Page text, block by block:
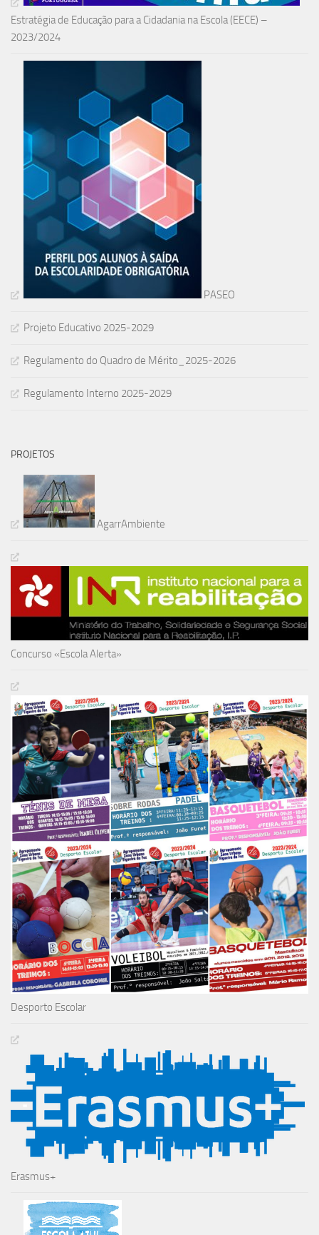
Estratégia de Educação para a Cidadania na Escola (EECE) –
2023/2024
PASEO
Projeto Educativo 2025-2029
Regulamento do Quadro de Mérito_2025-2026
Regulamento Interno 2025-2029
PROJETOS
AgarrAmbiente
Concurso «Escola Alerta»
Desporto Escolar
Erasmus+